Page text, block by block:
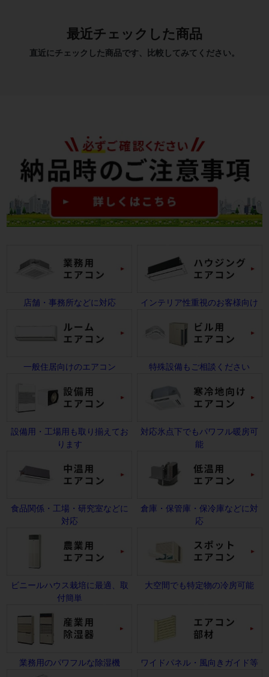
最近チェックした商品
直近にチェックした商品です、比較してみてください。
店舗・事務所などに対応 インテリア性重視のお客様向け
一般住居向けのエアコン 特殊設備もご相談ください
設備用・工場用も取り揃えてお
ります
対応氷点下でもパワフル暖房可
能
食品関係・工場・研究室などに
対応
倉庫・保管庫・保冷庫などに対
応
ビニールハウス栽培に最適、取
付簡単
大空間でも特定物の冷房可能
業務用のパワフルな除湿機 ワイドパネル・風向きガイド等